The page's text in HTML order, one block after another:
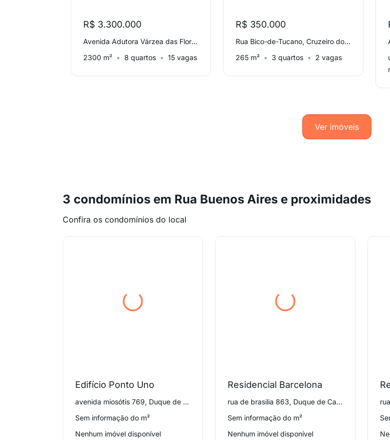
R$ 3.300.000
Avenida Adutora Várzea das Flores, Itacolomi
2300 m²
8 quartos 15 vagas
R$ 350.000
Rua Bico-de-Tucano, Cruzeiro do Sul
265 m²
3 quartos 2 vagas
Ver imóveis
3 condomínios em Rua Buenos Aires e proximidades
Confira os condomínios do local
Edifício Ponto Uno
avenida miosótis 769, Duque de Caxias
Sem informação do m²
Nenhum imóvel disponível
Residencial Barcelona
rua de brasilia 863, Duque de Caxias
Sem informação do m²
Nenhum imóvel disponível